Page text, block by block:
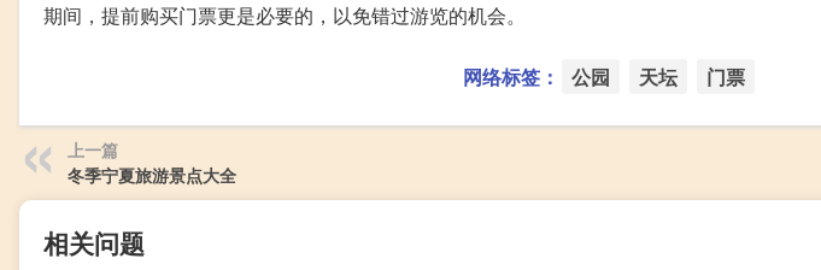
期间，提前购买门票更是必要的，以免错过游览的机会。
网络标签： 公园 天坛 门票
上一篇
冬季宁夏旅游景点大全
相关问题